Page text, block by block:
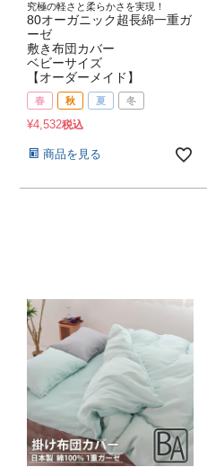
究極の軽さと柔らかさを実現！
80オーガニック超長綿一重ガ
ーゼ
敷き布団カバー
ベビーサイズ
【オーダーメイド】
春 秋 夏 冬
¥4,532税込
商品を見る